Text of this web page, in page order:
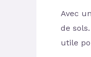
Avec
de
utile